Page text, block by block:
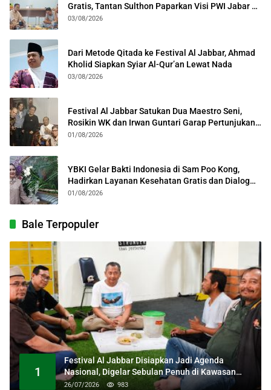
Gratis, Tantan Sulthon Paparkan Visi PWI Jabar di
Kota Bogor
03/08/2026
Dari Metode Qitada ke Festival Al Jabbar, Ahmad
Kholid Siapkan Syiar Al-Qur’an Lewat Nada
03/08/2026
Festival Al Jabbar Satukan Dua Maestro Seni,
Rosikin WK dan Irwan Guntari Garap Pertunjukan
Kolosal
01/08/2026
YBKI Gelar Bakti Indonesia di Sam Poo Kong,
Hadirkan Layanan Kesehatan Gratis dan Dialog
Kebangsaan
01/08/2026
Bale Terpopuler
1
Festival Al Jabbar Disiapkan Jadi Agenda
Nasional, Digelar Sebulan Penuh di Kawasan
Masjid Raya Al Jabbar
26/07/2026 983